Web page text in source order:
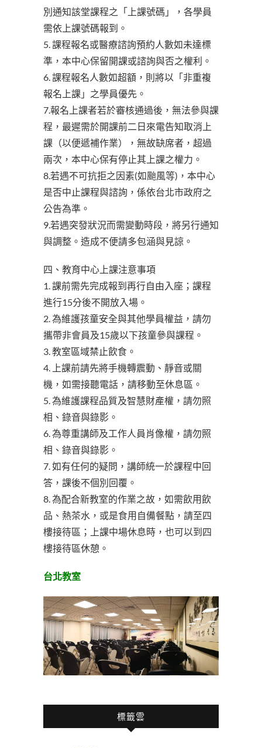
別通知該堂課程之「上課號碼」，各學員
需依上課號碼報到。
5. 課程報名或醫療諮詢預約人數如未達標
準，本中心保留開課或諮詢與否之權利。
6. 課程報名人數如超額，則將以「非重複
報名上課」之學員優先。
7.報名上課者若於審核通過後，無法參與課
程，最遲需於開課前二日來電告知取消上
課（以便遞補作業），無故缺席者，超過
兩次，本中心保有停止其上課之權力。
8.若遇不可抗拒之因素(如颱風等)，本中心
是否中止課程與諮詢，係依台北市政府之
公告為準。
9.若遇突發狀況而需變動時段，將另行通知
與調整。造成不便請多包涵與見諒。
四、教育中心上課注意事項
1. 課前需先完成報到再行自由入座；課程
進行15分後不開放入場。
2. 為維護孩童安全與其他學員權益，請勿
攜帶非會員及15歲以下孩童參與課程。
3. 教室區域禁止飲食。
4. 上課前請先將手機轉震動、靜音或關
機，如需接聽電話，請移動至休息區。
5. 為維護課程品質及智慧財產權，請勿照
相、錄音與錄影。
6. 為尊重講師及工作人員肖像權，請勿照
相、錄音與錄影。
7. 如有任何的疑問，講師統一於課程中回
答，課後不個別回覆。
8. 為配合新教室的作業之故，如需飲用飲
品、熱茶水，或是食用自備餐點，請至四
樓接待區；上課中場休息時，也可以到四
樓接待區休憩。
台北教室
標籤雲